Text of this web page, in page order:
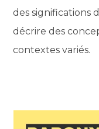
des significations
décrire des
contextes variés.